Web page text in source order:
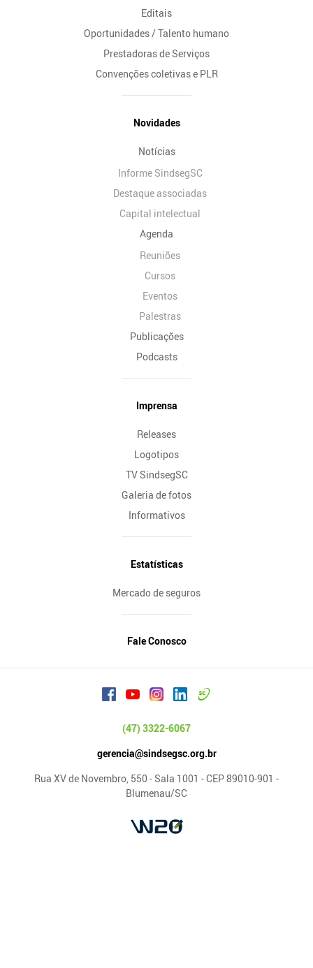
Editais
Oportunidades / Talento humano
Prestadoras de Serviços
Convenções coletivas e PLR
Novidades
Notícias
Informe SindsegSC
Destaque associadas
Capital intelectual
Agenda
Reuniões
Cursos
Eventos
Palestras
Publicações
Podcasts
Imprensa
Releases
Logotipos
TV SindsegSC
Galeria de fotos
Informativos
Estatísticas
Mercado de seguros
Fale Conosco
(47) 3322-6067
gerencia@sindsegsc.org.br
Rua XV de Novembro, 550 - Sala 1001 - CEP 89010-901 -
Blumenau/SC